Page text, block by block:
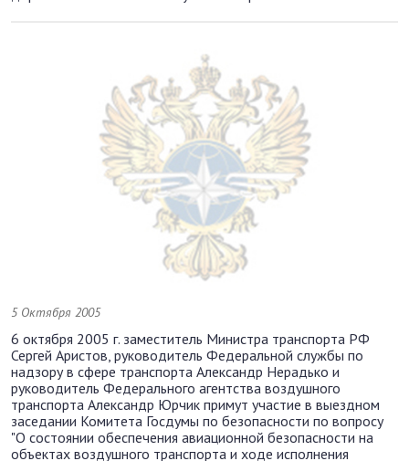
5 Октября 2005
6 октября 2005 г. заместитель Министра транспорта РФ
Сергей Аристов, руководитель Федеральной службы по
надзору в сфере транспорта Александр Нерадько и
руководитель Федерального агентства воздушного
транспорта Александр Юрчик примут участие в выездном
заседании Комитета Госдумы по безопасности по вопросу
"О состоянии обеспечения авиационной безопасности на
объектах воздушного транспорта и ходе исполнения